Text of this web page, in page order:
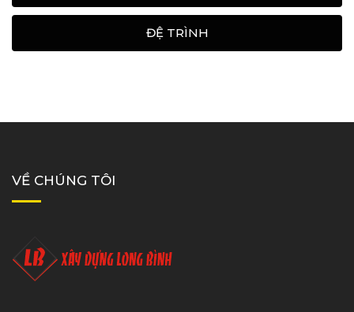
ĐỆ TRÌNH
VỀ CHÚNG TÔI